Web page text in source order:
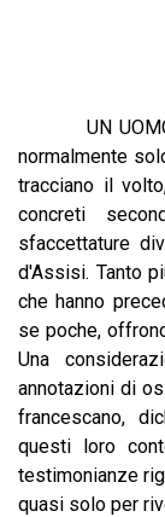
UN UOMO
normalmente
tracciano il
concreti
sfaccettature
d'Assisi. Tanto
che hanno
se poche,
Una
annotazioni di
francescano,
questi loro
testimonianze
quasi solo per